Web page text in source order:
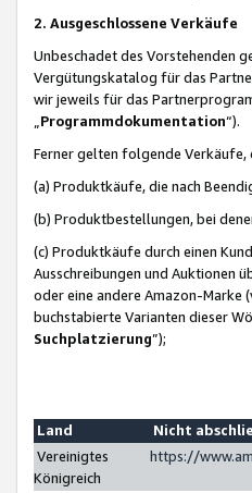
2. Ausgeschlossene Verkäufe
Unbeschadet des Vorstehenden
Vergütungskatalog für das
wir jeweils für das
Programmdokumentation“).
Ferner gelten folgende
(a) Produktkäufe, die nach
(b) Produktbestellungen, bei
(c) Produktkäufe durch einen
Ausschreibungen und Auktionen
oder eine andere Amazon-Marke
buchstabierte Varianten dieser
Suchplatzierung”);
Land
Nicht
Vereinigtes
Königreich
https://